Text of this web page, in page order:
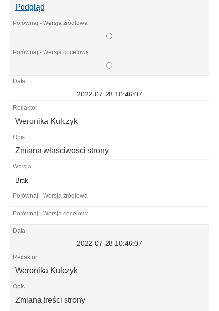
Podgląd
2022-07-28 10:46:07
Weronika Kulczyk
Zmiana właściwości strony
Brak
2022-07-28 10:46:07
Weronika Kulczyk
Zmiana treści strony